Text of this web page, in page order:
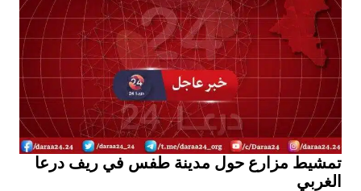
تمشيط مزارع حول مدينة طفس في ريف درعا
الغربي